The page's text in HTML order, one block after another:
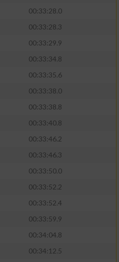
00:33:28.0
00:33:28.3
00:33:29.9
00:33:34.8
00:33:35.6
00:33:38.0
00:33:38.8
00:33:40.8
00:33:46.2
00:33:46.3
00:33:50.0
00:33:52.2
00:33:52.4
00:33:59.9
00:34:04.8
00:34:12.5